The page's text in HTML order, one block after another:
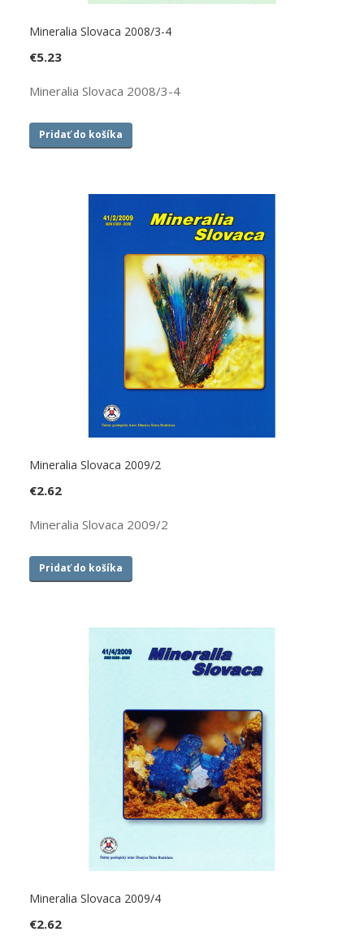
Mineralia Slovaca 2008/3-4
€5.23
Mineralia Slovaca 2008/3-4
Pridať do košíka
Mineralia Slovaca 2009/2
€2.62
Mineralia Slovaca 2009/2
Pridať do košíka
Mineralia Slovaca 2009/4
€2.62